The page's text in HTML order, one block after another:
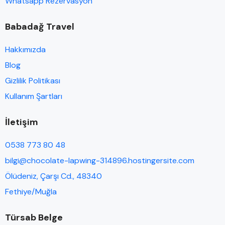
Babadağ Travel
Hakkımızda
Blog
Gizlilik Politikası
Kullanım Şartları
İletişim
0538 773 80 48
bilgi@chocolate-lapwing-314896.hostingersite.com
Ölüdeniz, Çarşı Cd., 48340
Fethiye/Muğla
Türsab Belge